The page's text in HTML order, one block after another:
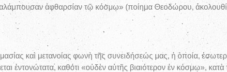
ἀφθαρσίαν τῷ κόσμῳ» (ποίημα Θεοδώρου,
καὶ μετανοίας φωνὴ τῆς συνειδήσεώς μας, ἡ ὁποία,
ἐντονώτατα, καθότι «οὐδὲν αὐτῆς βιαιότερον ἐν κόσμῳ», κατὰ